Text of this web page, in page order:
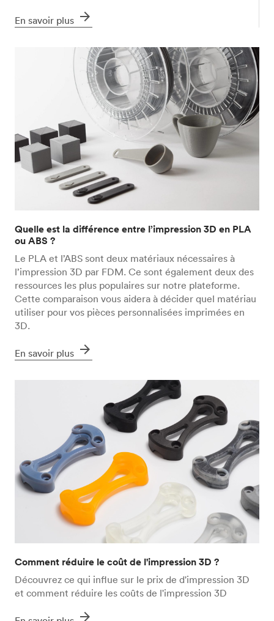
En savoir plus arrow_forward
Quelle est la différence entre l’impression 3D en PLA
ou ABS ?
Le PLA et l’ABS sont deux matériaux nécessaires à
l’impression 3D par FDM. Ce sont également deux des
ressources les plus populaires sur notre plateforme.
Cette comparaison vous aidera à décider quel matériau
utiliser pour vos pièces personnalisées imprimées en
3D.
En savoir plus arrow_forward
Comment réduire le coût de l'impression 3D ?
Découvrez ce qui influe sur le prix de d'impression 3D
et comment réduire les coûts de l'impression 3D
arrow_forward